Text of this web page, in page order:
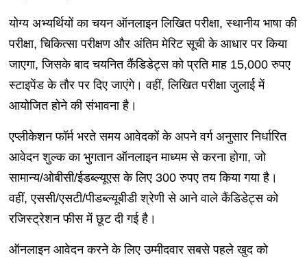
योग्य अभ्यर्थियों का चयन ऑनलाइन लिखित परीक्षा, स्थानीय भाषा की
परीक्षा, चिकित्सा परीक्षण और अंतिम मेरिट सूची के आधार पर किया
जाएगा, जिसके बाद चयनित कैंडिडेट्स को प्रति माह 15,000 रुपए
स्टाइपेंड के तौर पर दिए जाएंगे। वहीं, लिखित परीक्षा जुलाई में
आयोजित होने की संभावना है।
एप्लीकेशन फॉर्म भरते समय आवेदकों के अपने वर्ग अनुसार निर्धारित
आवेदन शुल्क का भुगतान ऑनलाइन माध्यम से करना होगा, जो
सामान्य/ओबीसी/ईडब्ल्यूएस के लिए 300 रुपए तय किया गया है।
वहीं, एससी/एसटी/पीडब्ल्यूबीडी श्रेणी से आने वाले कैंडिडेट्स को
रजिस्ट्रेशन फीस में छूट दी गई है।
ऑनलाइन आवेदन करने के लिए उम्मीदवार सबसे पहले खुद को